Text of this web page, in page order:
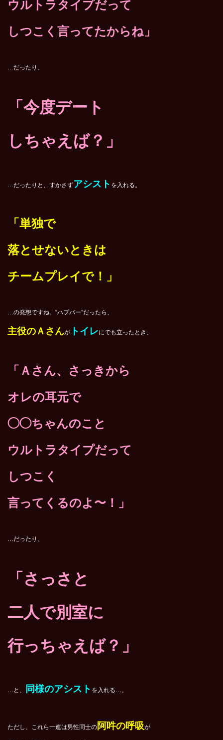
ウルトラタイプだって
しつこく言ってたからね」
…だったり、
「今度デート
しちゃえば？」
…だったりと、すかさずアシスト を入れる。
「単独で
落とせないときは
チームプレイで！」
…の発想ですね。“ハプバー”だったら、
主役のＡさんが トイレにでも立ったとき、
「Ａさん、さっきから
オレの耳元で
◯◯ちゃんのこと
ウルトラタイプだって
しつこく
言ってくるのよ〜！」
…だったり、
「さっさと
二人で別室に
行っちゃえば？」
…と、 同様のアシスト を入れる…。
ただし、これら一連は男性同士の 阿吽の呼吸が